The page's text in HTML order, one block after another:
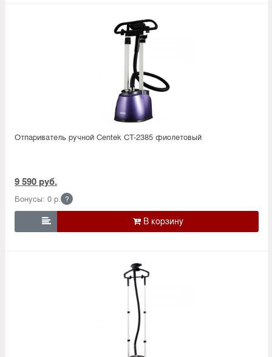
Отпариватель ручной Centek CT-2385 фиолетовый
9 590 руб.
Бонусы: 0 р. ?
